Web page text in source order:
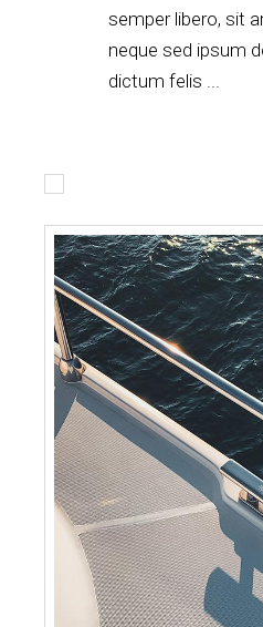
semper libero, sit
neque sed ipsum
dictum felis ...